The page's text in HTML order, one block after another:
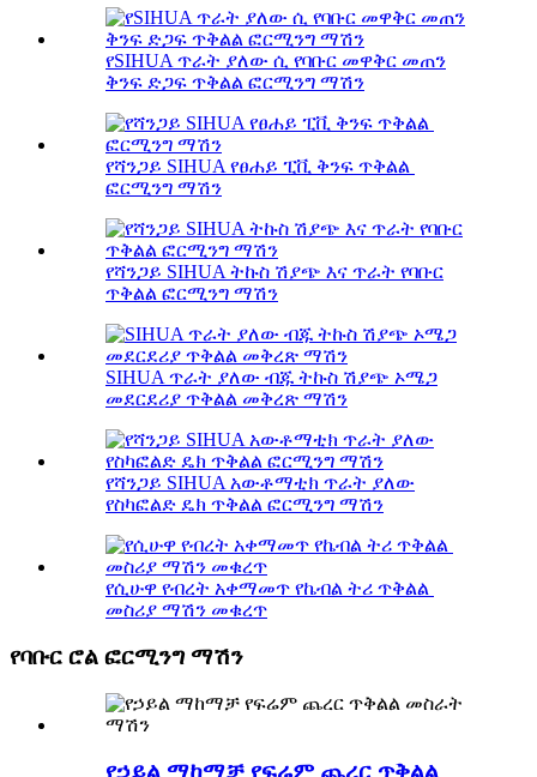
የSIHUA ጥራት ያለው ሲ የባቡር መዋቅር መጠን
ቅንፍ ድጋፍ ጥቅልል ​​​​ፎርሚንግ ማሽን
የሻንጋይ SIHUA የፀሐይ ፒቪ ቅንፍ ጥቅልል ​​​​
ፎርሚንግ ማሽን
የሻንጋይ SIHUA ትኩስ ሽያጭ እና ጥራት የባቡር
ጥቅልል ​​ፎርሚንግ ማሽን
SIHUA ጥራት ያለው ብጁ ትኩስ ሽያጭ ኦሜጋ
መደርደሪያ ጥቅልል ​​መቅረጽ ማሽን
የሻንጋይ SIHUA አውቶማቲክ ጥራት ያለው
የስካፎልድ ዴክ ጥቅልል ​​​​ፎርሚንግ ማሽን
የሲሁዋ የብረት አቀማመጥ የኬብል ትሪ ጥቅልል ​​​​
መስሪያ ማሽን መቁረጥ
የባቡር ሮል ፎርሚንግ ማሽን
የኃይል ማከማቻ የፍሬም ጨረር ጥቅልል ​​​​